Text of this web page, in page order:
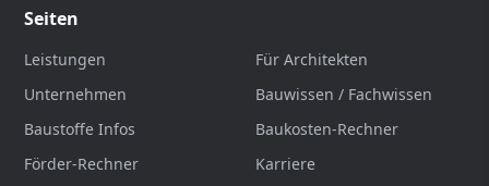
Seiten
Leistungen
Für Architekten
Unternehmen
Bauwissen / Fachwissen
Baustoffe Infos
Baukosten-Rechner
Förder-Rechner
Karriere